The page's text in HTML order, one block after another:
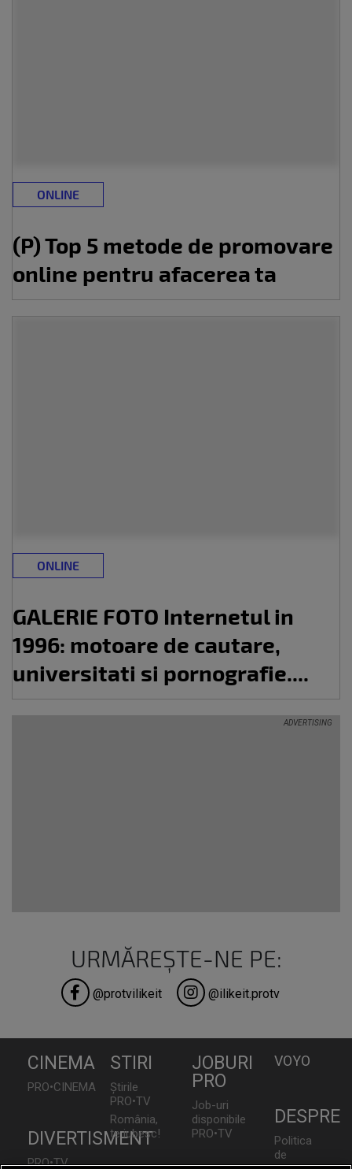
ONLINE
(P) Top 5 metode de promovare
online pentru afacerea ta
ONLINE
GALERIE FOTO Internetul in
1996: motoare de cautare,
universitati si pornografie....
URMĂREȘTE-NE PE:
@protvilikeit @ilikeit.protv
CINEMA
PRO•CINEMA
DIVERTISMENT
PRO•TV
STIRI
Știrile
PRO•TV
România,
te iubesc!
JOBURI
PRO
Job-uri
disponibile
PRO•TV
VOYO
DESPRE
Politica
de